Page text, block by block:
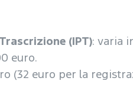
(IPT): varia
euro.
(32 euro per la